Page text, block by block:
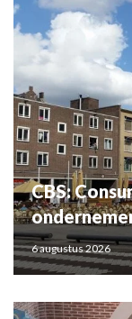
CBS:
6 augustus 2026